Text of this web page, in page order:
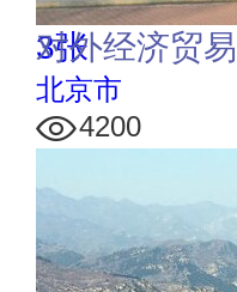
3张
对外经济贸
北京市
4200